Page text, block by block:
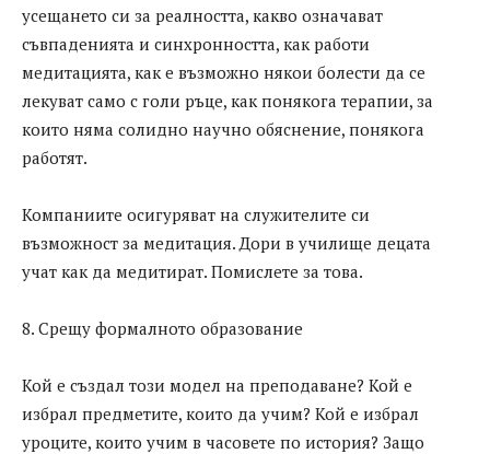
усещането си за реалността, какво означават
съвпаденията и синхронността, как работи
медитацията, как е възможно някои болести да се
лекуват само с голи ръце, как понякога терапии, за
които няма солидно научно обяснение, понякога
работят.
Компаниите осигуряват на служителите си
възможност за медитация. Дори в училище децата
учат как да медитират. Помислете за това.
8. Срещу формалното образование
Кой е създал този модел на преподаване? Кой е
избрал предметите, които да учим? Кой е избрал
уроците, които учим в часовете по история? Защо